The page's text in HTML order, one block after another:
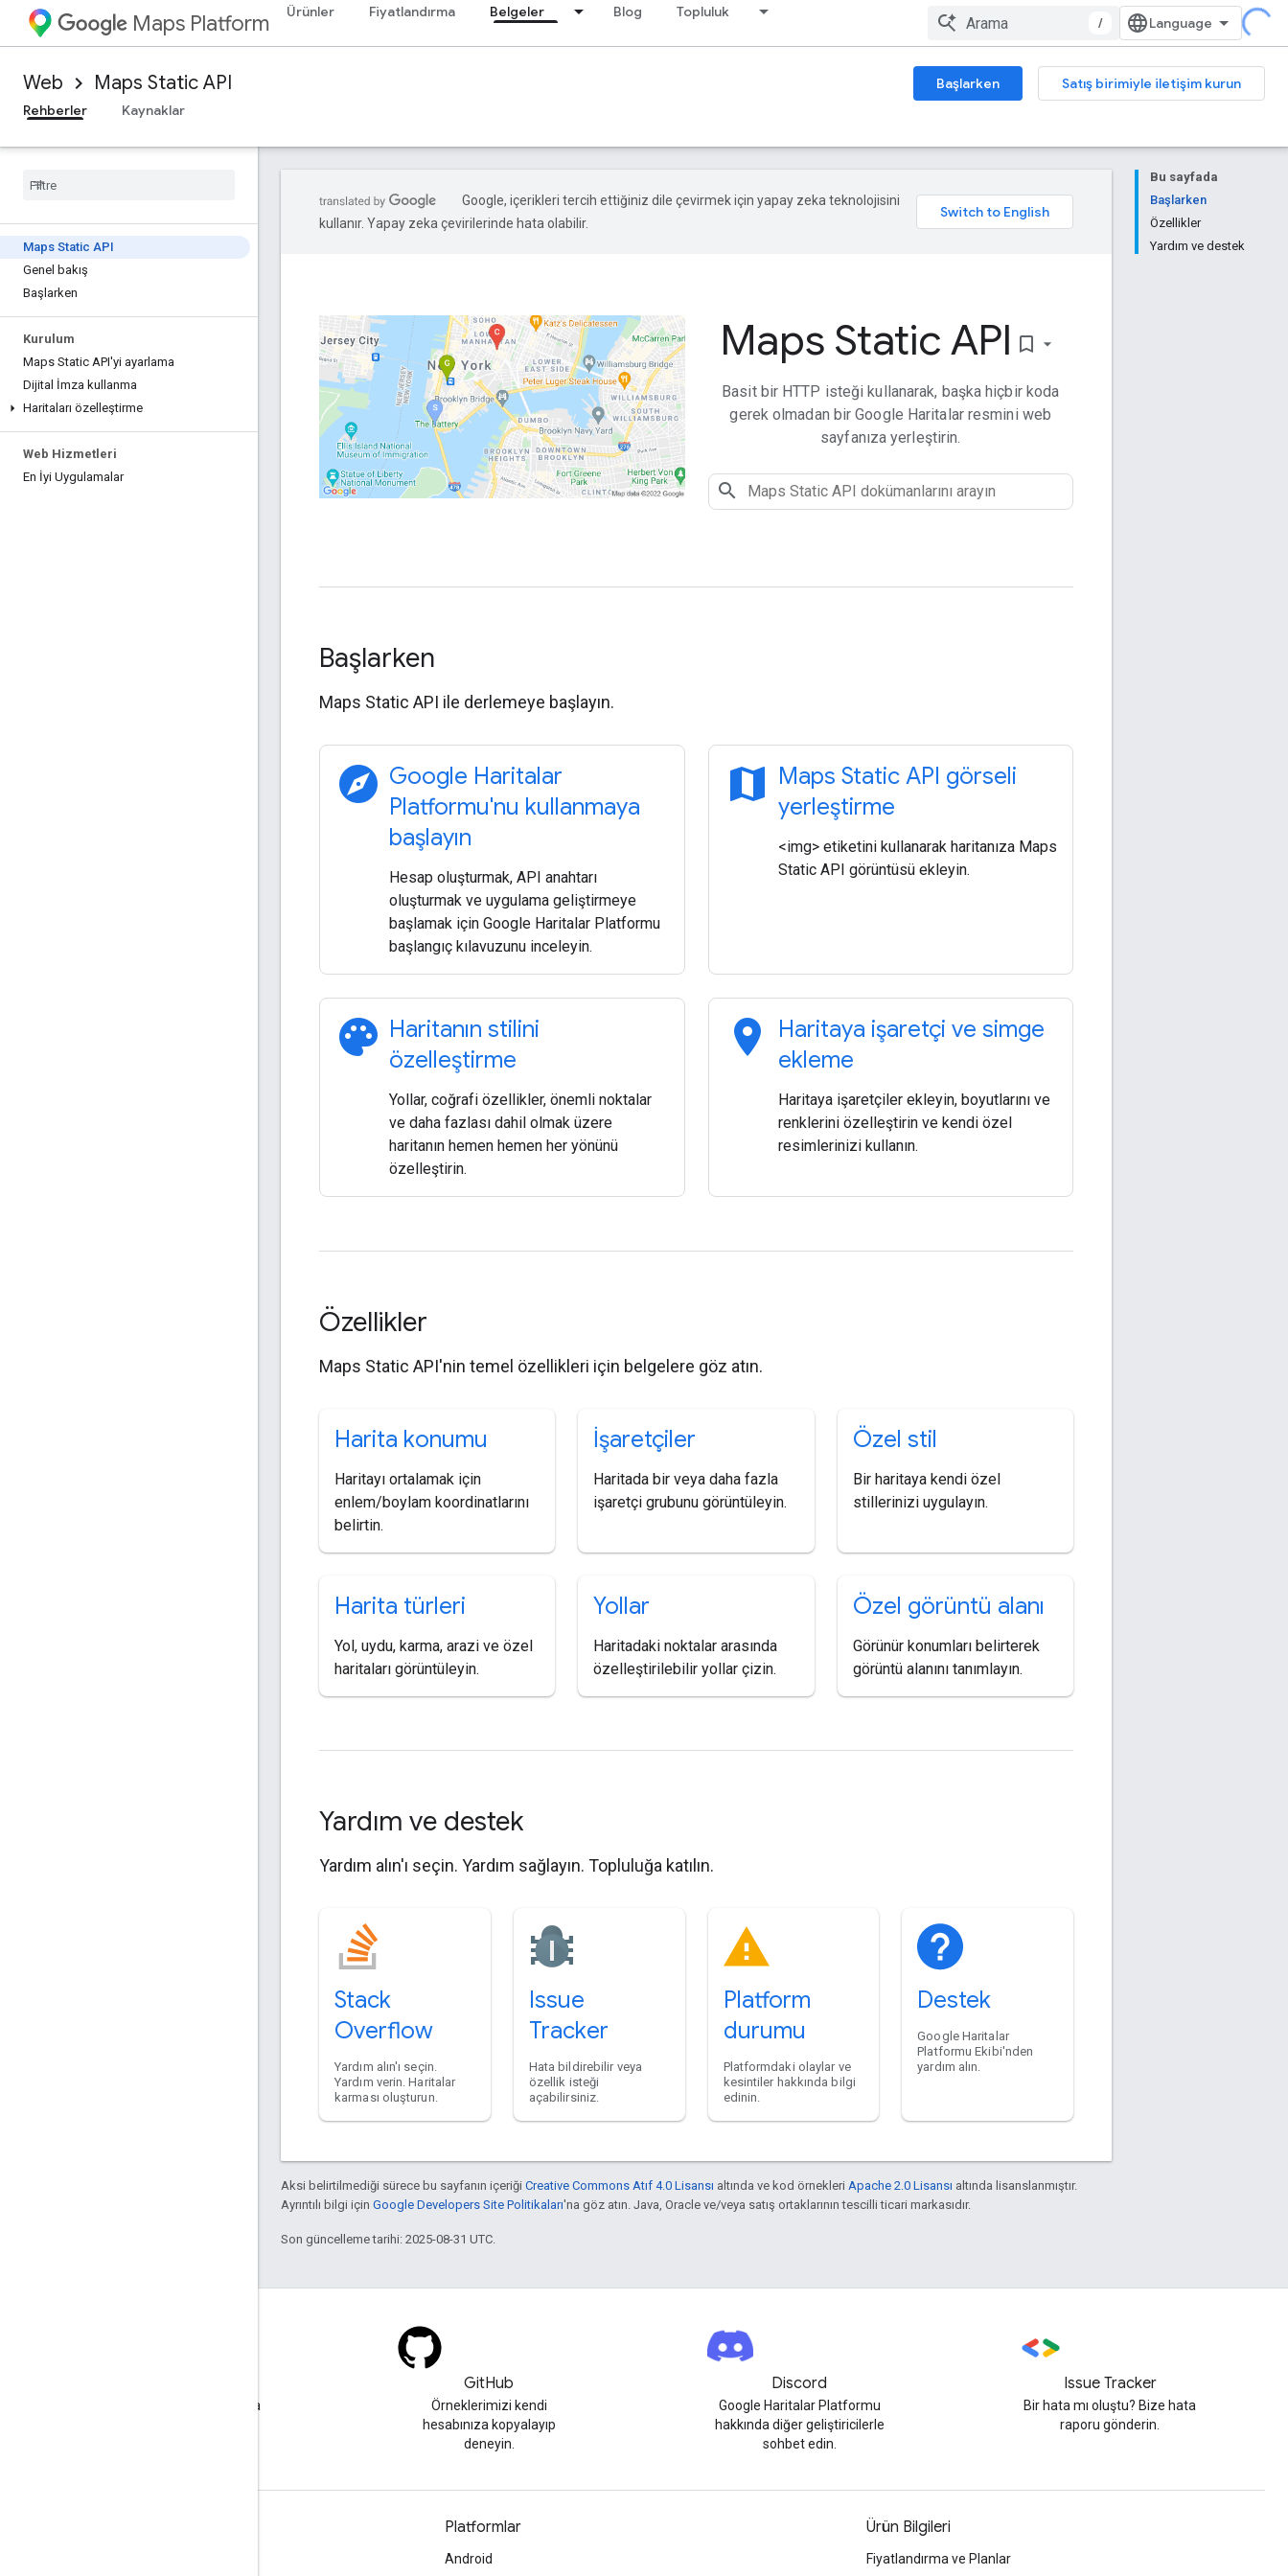
Maps Platform Ürünler Fiyatlandırma Belgeler Blog Topluluk
/
Web Maps Static API Başlarken
Satış birimiyle iletişim kurun
Rehberler
Kaynaklar
Maps Static API
Genel bakış
Başlarken
Kurulum
Maps Static API'yi ayarlama
Dijital İmza kullanma
Haritaları özelleştirme
Web Hizmetleri
En İyi Uygulamalar
Bu sayfada
Başlarken
Özellikler
Yardım ve destek
Google, içerikleri tercih ettiğiniz dile çevirmek için yapay zeka teknolojisini
kullanır. Yapay zeka çevirilerinde hata olabilir.
Maps Static API bookmark_border
Basit bir HTTP isteği kullanarak, başka hiçbir koda
gerek olmadan bir Google Haritalar resmini web
sayfanıza yerleştirin.
Başlarken
Maps Static API ile derlemeye başlayın.
explore Google Haritalar
Platformu'nu kullanmaya
başlayın
Hesap oluşturmak, API anahtarı
oluşturmak ve uygulama geliştirmeye
başlamak için Google Haritalar Platformu
başlangıç kılavuzunu inceleyin.
map Maps Static API görseli
yerleştirme
<img> etiketini kullanarak haritanıza Maps
Static API görüntüsü ekleyin.
palette Haritanın stilini
özelleştirme
Yollar, coğrafi özellikler, önemli noktalar
ve daha fazlası dahil olmak üzere
haritanın hemen hemen her yönünü
özelleştirin.
location_on
Haritaya işaretçi ve simge
ekleme
Haritaya işaretçiler ekleyin, boyutlarını ve
renklerini özelleştirin ve kendi özel
resimlerinizi kullanın.
Özellikler
Maps Static API'nin temel özellikleri için belgelere göz atın.
Harita konumu
Haritayı ortalamak için
enlem/boylam koordinatlarını
belirtin.
İşaretçiler
Haritada bir veya daha fazla
işaretçi grubunu görüntüleyin.
Özel stil
Bir haritaya kendi özel
stillerinizi uygulayın.
Harita türleri
Yol, uydu, karma, arazi ve özel
haritaları görüntüleyin.
Yollar
Haritadaki noktalar arasında
özelleştirilebilir yollar çizin.
Özel görüntü alanı
Görünür konumları belirterek
görüntü alanını tanımlayın.
Yardım ve destek
Yardım alın'ı seçin. Yardım sağlayın. Topluluğa katılın.
Stack
Overflow
Yardım alın'ı seçin.
Yardım verin. Haritalar
karması oluşturun.
Issue
Tracker
Hata bildirebilir veya
özellik isteği
açabilirsiniz.
Platform
durumu
Platformdaki olaylar ve
kesintiler hakkında bilgi
edinin.
Destek
Google Haritalar
Platformu Ekibi'nden
yardım alın.
Aksi belirtilmediği sürece bu sayfanın içeriği Creative Commons Atıf 4.0 Lisansı altında ve kod örnekleri Apache 2.0 Lisansı altında lisanslanmıştır.
Ayrıntılı bilgi için Google Developers Site Politikaları'na göz atın. Java, Oracle ve/veya satış ortaklarının tescilli ticari markasıdır.
Son güncelleme tarihi: 2025-08-31 UTC.
google-maps etiketi altında
GitHub
Örneklerimizi kendi
hesabınıza kopyalayıp
deneyin.
Discord
Google Haritalar Platformu
hakkında diğer geliştiricilerle
sohbet edin.
Issue Tracker
Bir hata mı oluştu? Bize hata
raporu gönderin.
Platformlar
Android
Ürün Bilgileri
Fiyatlandırma ve Planlar